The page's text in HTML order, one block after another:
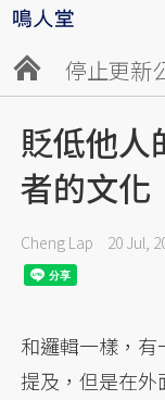
停止更新
貶低他人
者的文化
Cheng Lap 20 Jul,
和邏輯一樣，
提及，但是在